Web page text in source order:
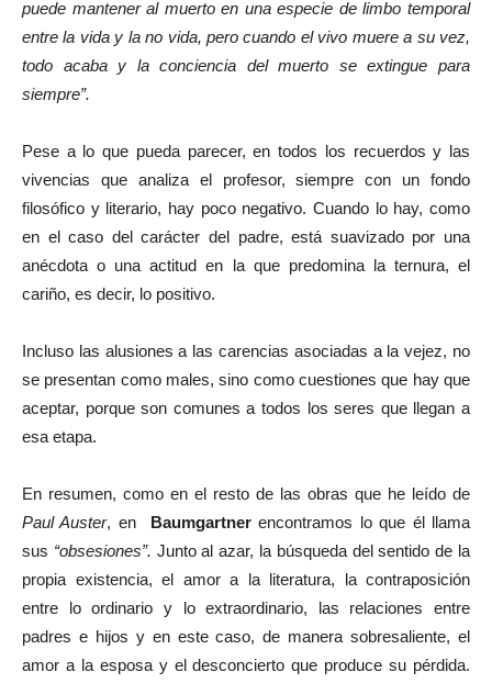
puede mantener al muerto en una especie de limbo temporal
entre la vida y la no vida, pero cuando el vivo muere a su vez,
todo acaba y la conciencia del muerto se extingue para
siempre”.
Pese a lo que pueda parecer, en todos los recuerdos y las
vivencias que analiza el profesor, siempre con un fondo
filosófico y literario, hay poco negativo. Cuando lo hay, como
en el caso del carácter del padre, está suavizado por una
anécdota o una actitud en la que predomina la ternura, el
cariño, es decir, lo positivo.
Incluso las alusiones a las carencias asociadas a la vejez, no
se presentan como males, sino como cuestiones que hay que
aceptar, porque son comunes a todos los seres que llegan a
esa etapa.
En resumen, como en el resto de las obras que he leído de
Paul Auster, en Baumgartnerencontramos lo que él llama
sus “obsesiones”. Junto al azar, la búsqueda del sentido de la
propia existencia, el amor a la literatura, la contraposición
entre lo ordinario y lo extraordinario, las relaciones entre
padres e hijos y en este caso, de manera sobresaliente, el
amor a la esposa y el desconcierto que produce su pérdida.